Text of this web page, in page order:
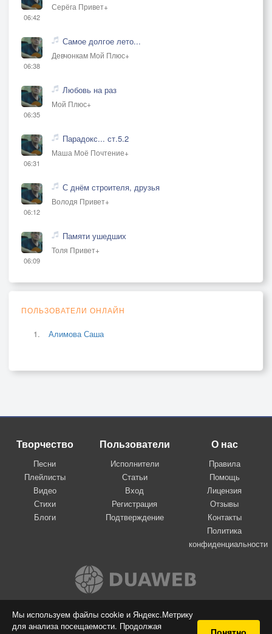
Мы используем файлы cookie и Яндекс.Метрику
для анализа посещаемости. Продолжая
Понятно
06:42
Серёга Привет+
06:38
Самое долгое лето...
Девчонкам Мой Плюс+
06:35
Любовь на раз
Мой Плюс+
06:31
Парадокс... ст.5.2
Маша Моё Почтение+
06:12
С днём строителя, друзья
Володя Привет+
06:09
Памяти ушедших
Толя Привет+
ПОЛЬЗОВАТЕЛИ ОНЛАЙН
Алимова Саша
Творчество
Песни
Плейлисты
Видео
Стихи
Блоги
Пользователи
Исполнители
Статьи
Вход
Регистрация
Подтверждение
О нас
Правила
Помощь
Лицензия
Отзывы
Контакты
Политика
конфиденциальности
Вконтакте
© 2009-2026 Я-пою